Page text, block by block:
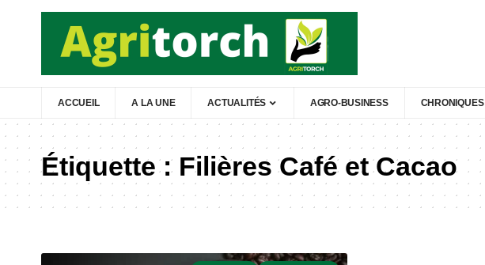
ACCUEIL A LA UNE ACTUALITÉS AGRO-BUSINESS CHRONIQUES
Étiquette : Filières Café et Cacao